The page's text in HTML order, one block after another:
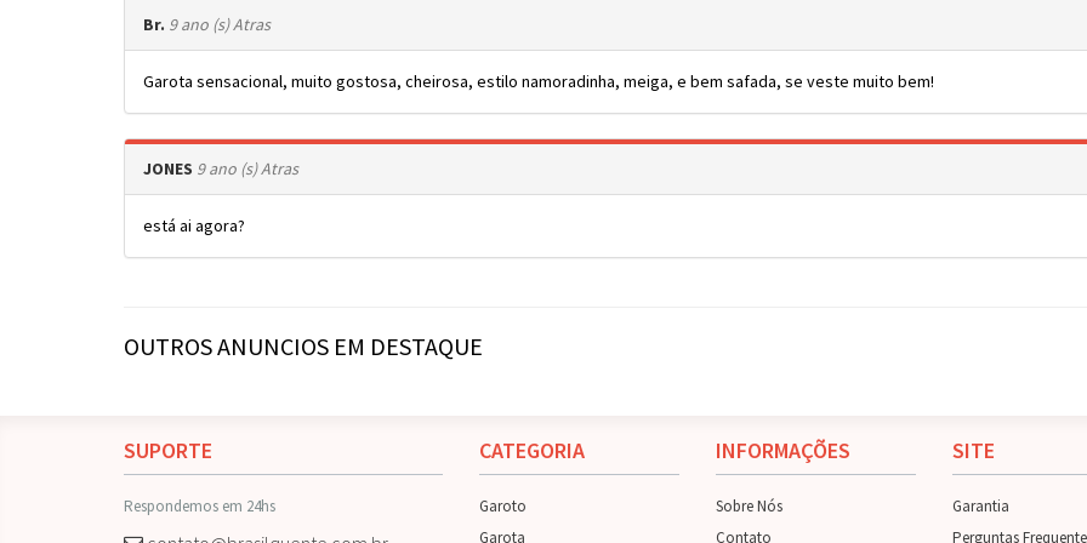
Br. 9 ano (s) Atras
Garota sensacional, muito gostosa, cheirosa, estilo namoradinha, meiga, e bem safada, se veste muito bem!
JONES 9 ano (s) Atras
está ai agora?
OUTROS ANUNCIOS EM DESTAQUE
SUPORTE
Respondemos em 24hs
CATEGORIA
Garoto
Garota
INFORMAÇÕES
Sobre Nós
Contato
SITE
Garantia
Perguntas